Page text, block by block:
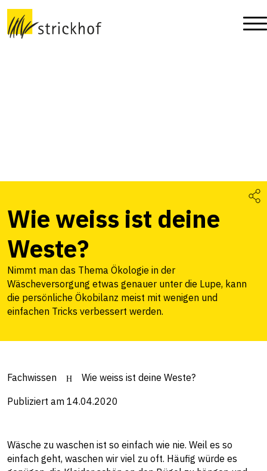
Wie weiss ist deine
Weste?
Nimmt man das Thema Ökologie in der
Wäscheversorgung etwas genauer unter die Lupe, kann
die persönliche Ökobilanz meist mit wenigen und
einfachen Tricks verbessert werden.
Fachwissen Wie weiss ist deine Weste?
Publiziert am 14.04.2020
Wäsche zu waschen ist so einfach wie nie. Weil es so
einfach geht, waschen wir viel zu oft. Häufig würde es